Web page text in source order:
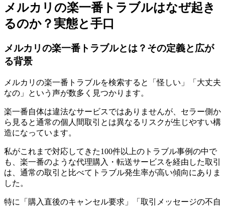
メルカリの楽一番トラブルはなぜ起き
るのか？実態と手口
メルカリの楽一番トラブルとは？その定義と広が
る背景
メルカリの楽一番トラブルを検索すると「怪しい」「大丈夫
なの」という声が数多く見つかります。
楽一番自体は違法なサービスではありませんが、セラー側か
ら見ると通常の個人間取引とは異なるリスクが生じやすい構
造になっています。
私がこれまで対応してきた100件以上のトラブル事例の中で
も、楽一番のような代理購入・転送サービスを経由した取引
は、通常の取引と比べてトラブル発生率が高い傾向にありま
した。
特に「購入直後のキャンセル要求」「取引メッセージの不自